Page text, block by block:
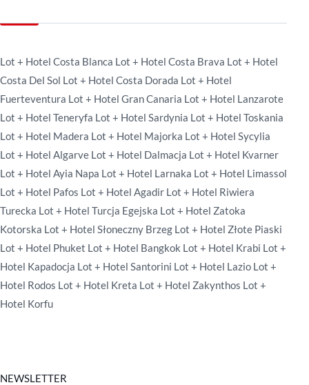
Lot + Hotel Costa Blanca Lot + Hotel Costa Brava Lot + Hotel
Costa Del Sol Lot + Hotel Costa Dorada Lot + Hotel
Fuerteventura Lot + Hotel Gran Canaria Lot + Hotel Lanzarote
Lot + Hotel Teneryfa Lot + Hotel Sardynia Lot + Hotel Toskania
Lot + Hotel Madera Lot + Hotel Majorka Lot + Hotel Sycylia
Lot + Hotel Algarve Lot + Hotel Dalmacja Lot + Hotel Kvarner
Lot + Hotel Ayia Napa Lot + Hotel Larnaka Lot + Hotel Limassol
Lot + Hotel Pafos Lot + Hotel Agadir Lot + Hotel Riwiera
Turecka Lot + Hotel Turcja Egejska Lot + Hotel Zatoka
Kotorska Lot + Hotel Słoneczny Brzeg Lot + Hotel Złote Piaski
Lot + Hotel Phuket Lot + Hotel Bangkok Lot + Hotel Krabi Lot +
Hotel Kapadocja Lot + Hotel Santorini Lot + Hotel Lazio Lot +
Hotel Rodos Lot + Hotel Kreta Lot + Hotel Zakynthos Lot +
Hotel Korfu
NEWSLETTER